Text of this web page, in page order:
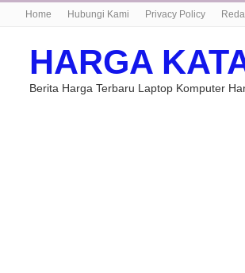
Home Hubungi Kami Privacy Policy
HARGA
Berita Harga Terbaru Laptop Komputer